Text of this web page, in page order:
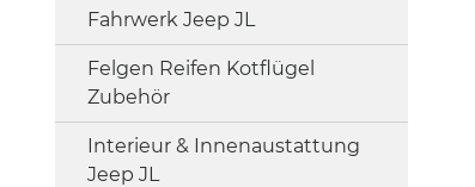
Fahrwerk Jeep JL
Felgen Reifen Kotflügel
Zubehör
Interieur & Innenaustattung
Jeep JL